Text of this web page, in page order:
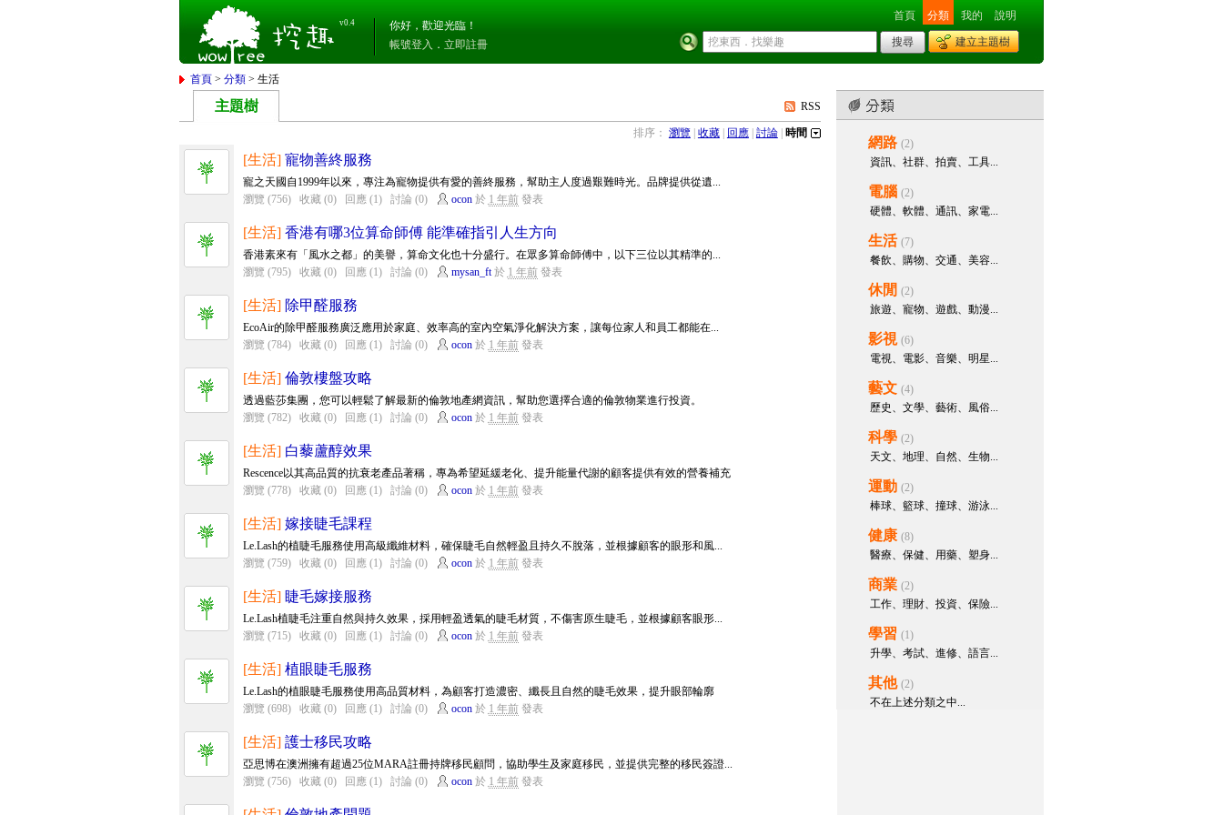
v0.4
你好，歡迎光臨！
帳號登入 ． 立即註冊
首頁 分類 我的 說明
建立主題樹
首頁 >分類 > 生活
主題樹 RSS
排序： 瀏覽| 收藏| 回應| 討論| 時間
[生活] 寵物善終服務
寵之天國自1999年以來，專注為寵物提供有愛的善終服務，幫助主人度過艱難時光。品牌提供從遺...
瀏覽 (756)
收藏 (0) 回應 (1) 討論 (0) ocon於 1 年前發表
[生活] 香港有哪3位算命師傅 能準確指引人生方向
香港素來有「風水之都」的美譽，算命文化也十分盛行。在眾多算命師傅中，以下三位以其精準的...
瀏覽 (795)
收藏 (0) 回應 (1) 討論 (0) mysan_ft於 1 年前發表
[生活] 除甲醛服務
EcoAir的除甲醛服務廣泛應用於家庭、效率高的室內空氣淨化解決方案，讓每位家人和員工都能在...
瀏覽 (784)
收藏 (0) 回應 (1) 討論 (0) ocon於 1 年前發表
[生活] 倫敦樓盤攻略
透過藍莎集團，您可以輕鬆了解最新的倫敦地產網資訊，幫助您選擇合適的倫敦物業進行投資。
瀏覽 (782)
收藏 (0) 回應 (1) 討論 (0) ocon於 1 年前發表
[生活] 白藜蘆醇效果
Rescence以其高品質的抗衰老產品著稱，專為希望延緩老化、提升能量代謝的顧客提供有效的營養補充
瀏覽 (778)
收藏 (0) 回應 (1) 討論 (0) ocon於 1 年前發表
[生活] 嫁接睫毛課程
Le.Lash的植睫毛服務使用高級纖維材料，確保睫毛自然輕盈且持久不脫落，並根據顧客的眼形和風...
瀏覽 (759)
收藏 (0) 回應 (1) 討論 (0) ocon於 1 年前發表
[生活] 睫毛嫁接服務
Le.Lash植睫毛注重自然與持久效果，採用輕盈透氣的睫毛材質，不傷害原生睫毛，並根據顧客眼形...
瀏覽 (715)
收藏 (0) 回應 (1) 討論 (0) ocon於 1 年前發表
[生活] 植眼睫毛服務
Le.Lash的植眼睫毛服務使用高品質材料，為顧客打造濃密、纖長且自然的睫毛效果，提升眼部輪廓
瀏覽 (698)
收藏 (0) 回應 (1) 討論 (0) ocon於 1 年前發表
[生活] 護士移民攻略
亞思博在澳洲擁有超過25位MARA註冊持牌移民顧問，協助學生及家庭移民，並提供完整的移民簽證...
瀏覽 (756)
收藏 (0) 回應 (1) 討論 (0) ocon於 1 年前發表
網路 (2)
資訊、社群、拍賣、工具...
電腦 (2)
硬體、軟體、通訊、家電...
生活 (7)
餐飲、購物、交通、美容...
休閒 (2)
旅遊、寵物、遊戲、動漫...
影視 (6)
電視、電影、音樂、明星...
藝文 (4)
歷史、文學、藝術、風俗...
科學 (2)
天文、地理、自然、生物...
運動 (2)
棒球、籃球、撞球、游泳...
健康 (8)
醫療、保健、用藥、塑身...
商業 (2)
工作、理財、投資、保險...
學習 (1)
升學、考試、進修、語言...
其他 (2)
不在上述分類之中...